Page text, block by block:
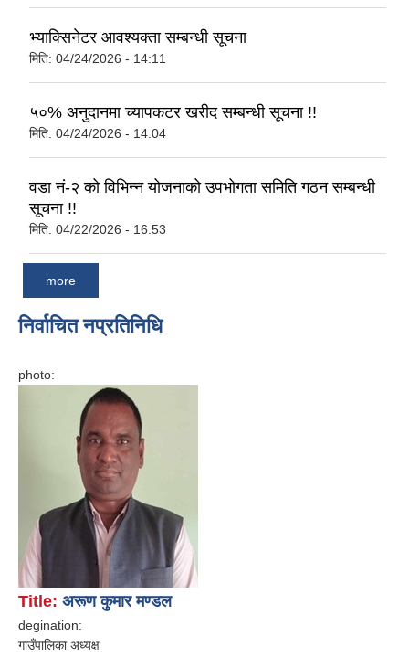
भ्याक्सिनेटर आवश्यक्ता सम्बन्धी सूचना
मिति: 04/24/2026 - 14:11
५०% अनुदानमा च्यापकटर खरीद सम्बन्धी सूचना !!
मिति: 04/24/2026 - 14:04
वडा नं-२ को विभिन्न योजनाको उपभोगता समिति गठन सम्बन्धी
सूचना !!
मिति: 04/22/2026 - 16:53
more
निर्वाचित नप्रतिनिधि
photo:
Title: अरूण कुमार मण्डल
degination:
गाउँपालिका अध्यक्ष